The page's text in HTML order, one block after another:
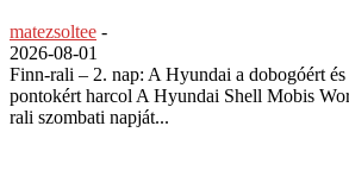
matezsoltee -
2026-08-01
Finn-rali – 2. nap: A Hyundai a dobogóért és
pontokért harcol A Hyundai Shell Mobis
rali szombati napját...